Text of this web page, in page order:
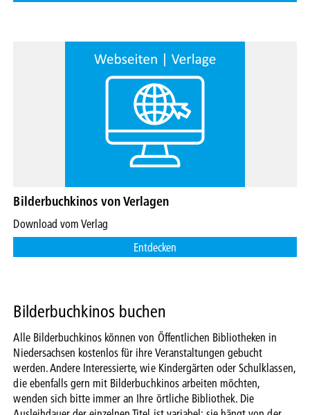
Bilderbuchkinos von Verlagen
Download vom Verlag
Entdecken
Bilderbuchkinos buchen
Alle Bilderbuchkinos können von Öffentlichen Bibliotheken in
Niedersachsen kostenlos für ihre Veranstaltungen gebucht
werden. Andere Interessierte, wie Kindergärten oder Schulklassen,
die ebenfalls gern mit Bilderbuchkinos arbeiten möchten,
wenden sich bitte immer an Ihre örtliche Bibliothek. Die